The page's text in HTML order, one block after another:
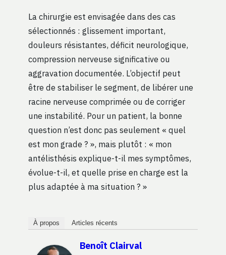
La chirurgie est envisagée dans des cas
sélectionnés : glissement important,
douleurs résistantes, déficit neurologique,
compression nerveuse significative ou
aggravation documentée. L’objectif peut
être de stabiliser le segment, de libérer une
racine nerveuse comprimée ou de corriger
une instabilité. Pour un patient, la bonne
question n’est donc pas seulement « quel
est mon grade ? », mais plutôt : « mon
antélisthésis explique-t-il mes symptômes,
évolue-t-il, et quelle prise en charge est la
plus adaptée à ma situation ? »
À propos Articles récents
Benoît Clairval